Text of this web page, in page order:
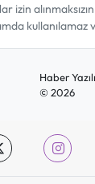
izin
kullanılamaz
Haber
© 2026